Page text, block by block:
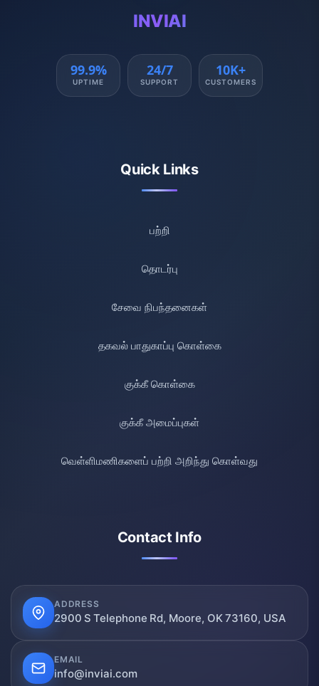
INVIAI
99.9%
UPTIME
24/7
SUPPORT
10K+
CUSTOMERS
Quick Links
பற்றி
தொடர்பு
சேவை நிபந்தனைகள்
தகவல் பாதுகாப்பு கொள்கை
குக்கீ கொள்கை
குக்கீ அமைப்புகள்
வெள்ளிமணிகளைப் பற்றி அறிந்து கொள்வது
Contact Info
ADDRESS
2900 S Telephone Rd, Moore, OK 73160, USA
EMAIL
info@inviai.com